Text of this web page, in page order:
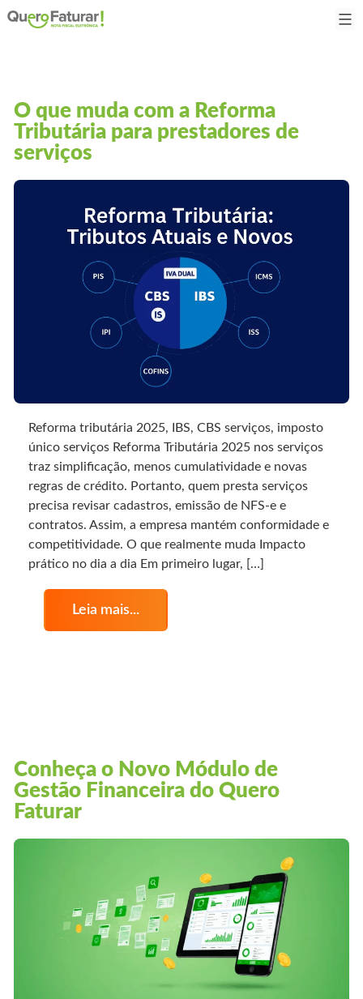
O que muda com a Reforma
Tributária para prestadores de
serviços
Reforma tributária 2025, IBS, CBS serviços, imposto
único serviços Reforma Tributária 2025 nos serviços
traz simplificação, menos cumulatividade e novas
regras de crédito. Portanto, quem presta serviços
precisa revisar cadastros, emissão de NFS-e e
contratos. Assim, a empresa mantém conformidade e
competitividade. O que realmente muda Impacto
prático no dia a dia Em primeiro lugar, […]
Leia mais...
Conheça o Novo Módulo de
Gestão Financeira do Quero
Faturar